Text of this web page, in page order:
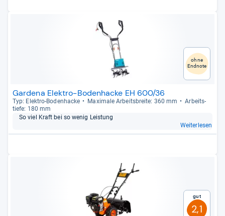
ohne
Endnote
Gardena Elektro-Bodenhacke EH 600/36
Typ: Elek­tro-​Boden­ha­cke Maxi­male Arbeits­breite: 360 mm
Arbeit­s­
tiefe: 180 mm
So viel Kraft bei so wenig Leis­tung
Weiterlesen
Gut
2,1